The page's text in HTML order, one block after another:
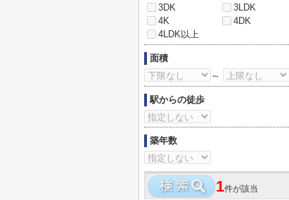
3DK
3LDK
4K
4DK
4LDK以上
面積
～
駅からの徒歩
築年数
1件が該当